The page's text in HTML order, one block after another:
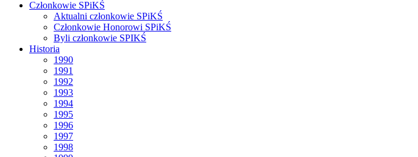
Członkowie SPiKŚ
Aktualni członkowie SPiKŚ
Członkowie Honorowi SPiKŚ
Byli członkowie SPIKŚ
Historia
1990
1991
1992
1993
1994
1995
1996
1997
1998